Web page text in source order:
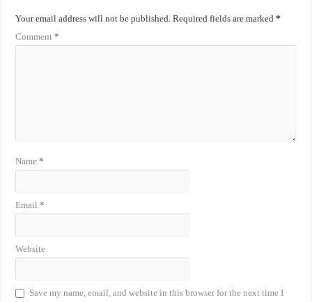
Your email address will not be published. Required fields are marked*
Comment*
Name*
Email*
Website
Save my name, email, and website in this browser for the next time I